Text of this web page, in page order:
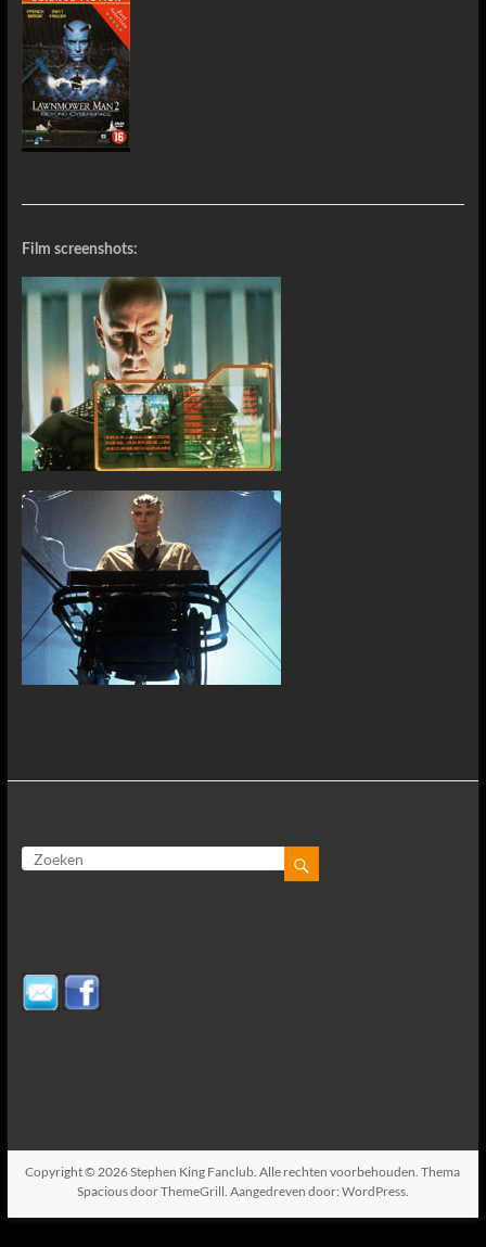
Film screenshots:
Copyright © 2026Stephen King Fanclub. Alle rechten voorbehouden. Thema
Spaciousdoor ThemeGrill. Aangedreven door: WordPress.